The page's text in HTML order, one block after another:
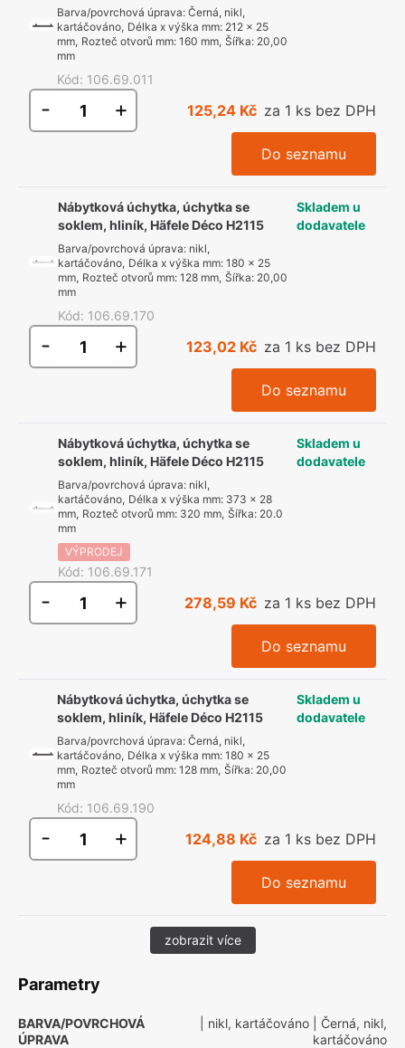
Barva/povrchová úprava: Černá, nikl,
kartáčováno, Délka x výška mm: 212 x 25
mm, Rozteč otvorů mm: 160 mm, Šířka: 20,00
mm
Kód: 106.69.011
- + 125,24 Kč za 1 ks bez DPH
Do seznamu
Nábytková úchytka, úchytka se
soklem, hliník, Häfele Déco H2115
Barva/povrchová úprava: nikl,
kartáčováno, Délka x výška mm: 180 x 25
mm, Rozteč otvorů mm: 128 mm, Šířka: 20,00
mm
Kód: 106.69.170
Skladem u
dodavatele
- + 123,02 Kč za 1 ks bez DPH
Do seznamu
Nábytková úchytka, úchytka se
soklem, hliník, Häfele Déco H2115
Barva/povrchová úprava: nikl,
kartáčováno, Délka x výška mm: 373 x 28
mm, Rozteč otvorů mm: 320 mm, Šířka: 20.0
mm
VÝPRODEJ
Kód: 106.69.171
Skladem u
dodavatele
- + 278,59 Kč za 1 ks bez DPH
Do seznamu
Nábytková úchytka, úchytka se
soklem, hliník, Häfele Déco H2115
Barva/povrchová úprava: Černá, nikl,
kartáčováno, Délka x výška mm: 180 x 25
mm, Rozteč otvorů mm: 128 mm, Šířka: 20,00
mm
Kód: 106.69.190
Skladem u
dodavatele
- + 124,88 Kč za 1 ks bez DPH
Do seznamu
zobrazit více
Parametry
BARVA/POVRCHOVÁ
ÚPRAVA
| nikl, kartáčováno | Černá, nikl,
kartáčováno